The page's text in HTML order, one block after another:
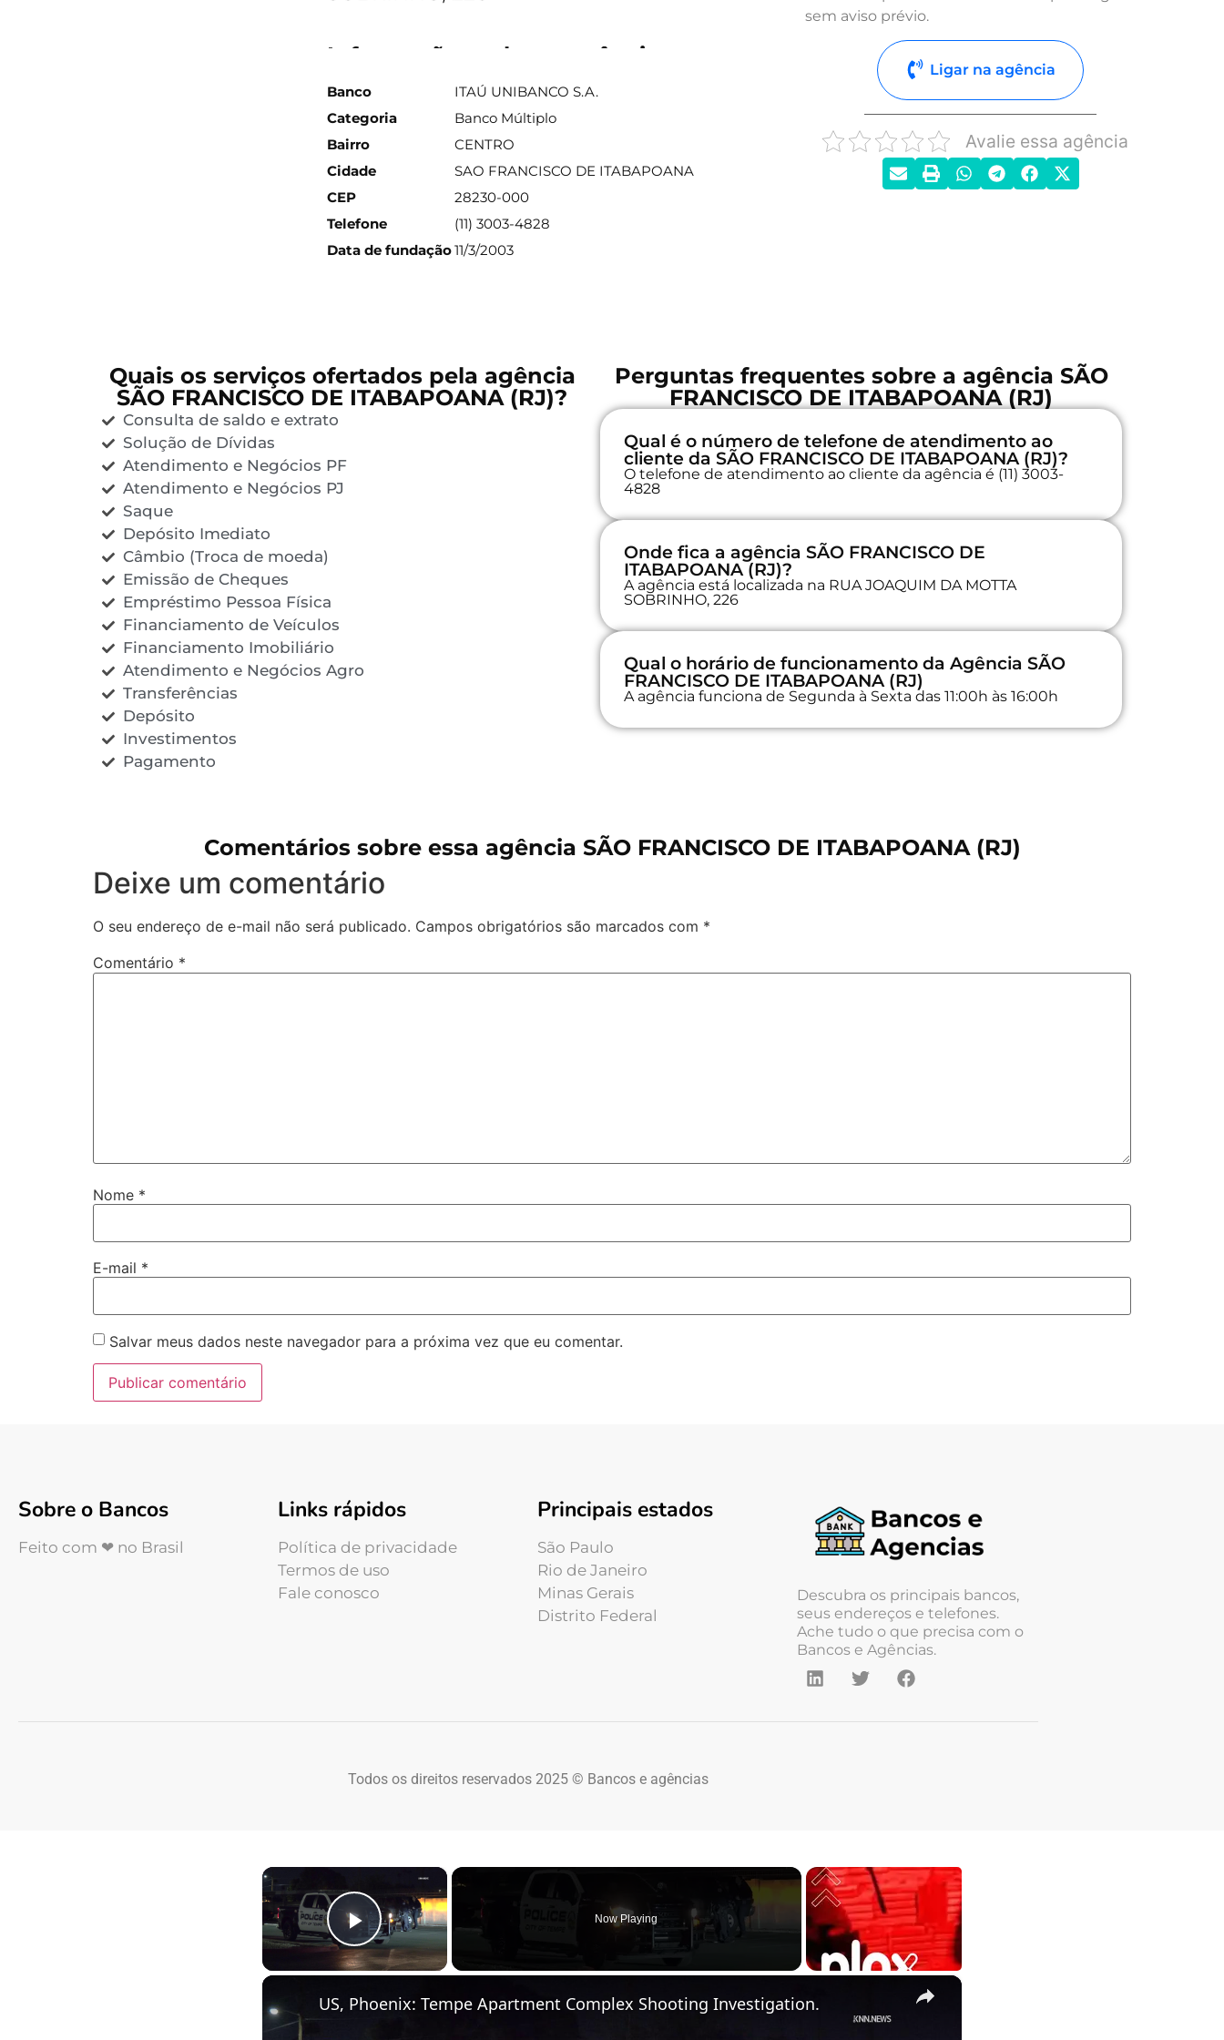
Informações sobre a agência
Banco
ITAÚ UNIBANCO S.A.
Categoria
Banco Múltiplo
Bairro
CENTRO
Cidade
SAO FRANCISCO DE ITABAPOANA
CEP
28230-000
Telefone
(11) 3003-4828
Data de fundação11/3/2003
sem aviso prévio.
Ligar na agência
Avalie essa agência
Quais os serviços ofertados pela agência
SÃO FRANCISCO DE ITABAPOANA (RJ)?
Consulta de saldo e extrato
Solução de Dívidas
Atendimento e Negócios PF
Atendimento e Negócios PJ
Saque
Depósito Imediato
Câmbio (Troca de moeda)
Emissão de Cheques
Empréstimo Pessoa Física
Financiamento de Veículos
Financiamento Imobiliário
Atendimento e Negócios Agro
Transferências
Depósito
Investimentos
Pagamento
Perguntas frequentes sobre a agência SÃO
FRANCISCO DE ITABAPOANA (RJ)
Qual é o número de telefone de atendimento ao
cliente da SÃO FRANCISCO DE ITABAPOANA (RJ)?
O telefone de atendimento ao cliente da agência é (11) 3003-
4828
Onde fica a agência SÃO FRANCISCO DE
ITABAPOANA (RJ)?
A agência está localizada na RUA JOAQUIM DA MOTTA
SOBRINHO, 226
Qual o horário de funcionamento da Agência SÃO
FRANCISCO DE ITABAPOANA (RJ)
A agência funciona de Segunda à Sexta das 11:00h às 16:00h
Comentários sobre essa agência SÃO FRANCISCO DE ITABAPOANA (RJ)
Deixe um comentário
O seu endereço de e-mail não será publicado. Campos obrigatórios são marcados com *
Comentário *
Nome *
E-mail *
Salvar meus dados neste navegador para a próxima vez que eu comentar.
Sobre o Bancos
Feito com ❤ no Brasil
Links rápidos
Política de privacidade
Termos de uso
Fale conosco
Principais estados
São Paulo
Rio de Janeiro
Minas Gerais
Distrito Federal
Descubra os principais bancos,
seus endereços e telefones.
Ache tudo o que precisa com o
Bancos e Agências.
Todos os direitos reservados 2025 © Bancos e agências
×
Play Video
Now Playing
×
US, Phoenix: Tempe Apartment Complex Shooting Investigation.